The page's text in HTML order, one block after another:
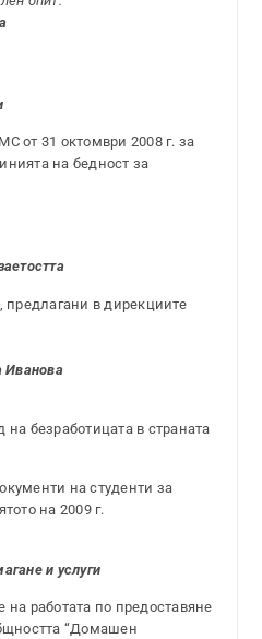
от 31 октомври 2008 г. за
на бедност за
предлагани в дирекциите
Иванова
безработицата в страната
на студенти за
на 2009 г.
и услуги
на работата по предоставяне
“Домашен